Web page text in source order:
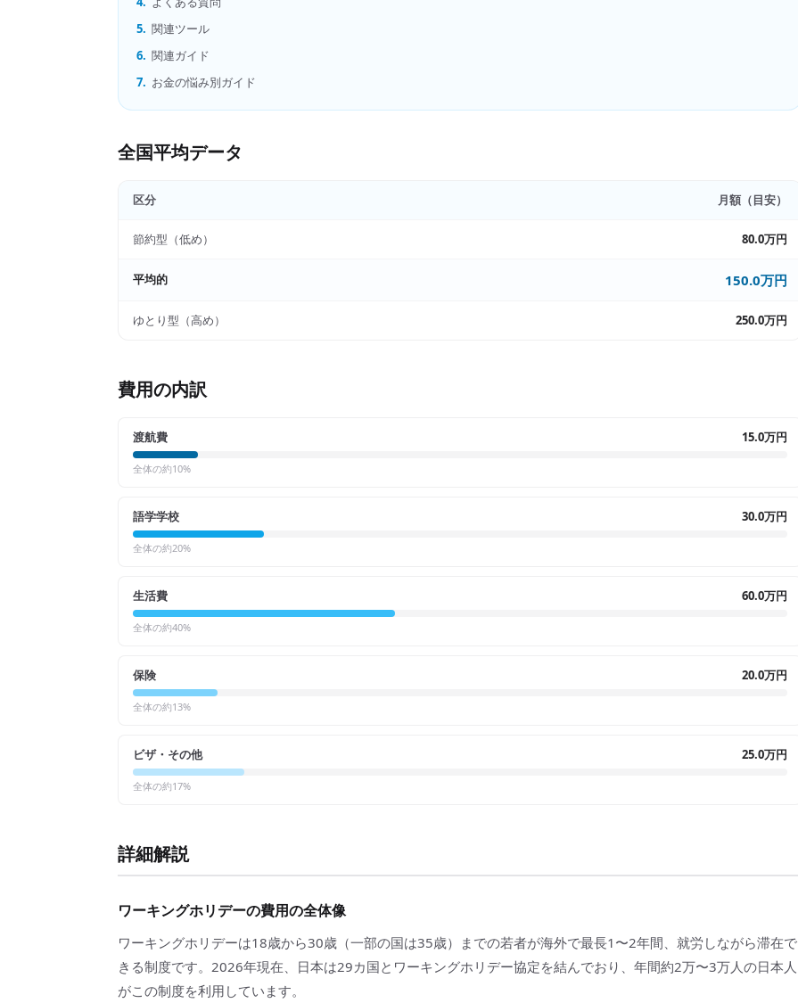
5. 関連ツール
6. 関連ガイド
7. お金の悩み別ガイド
全国平均データ
区分 月額（目安）
節約型（低め） 80.0万円
平均的 150.0万円
ゆとり型（高め） 250.0万円
費用の内訳
渡航費 15.0万円
全体の約10%
語学学校 30.0万円
全体の約20%
生活費 60.0万円
全体の約40%
保険 20.0万円
全体の約13%
ビザ・その他 25.0万円
全体の約17%
詳細解説
ワーキングホリデーの費用の全体像
ワーキングホリデーは18歳から30歳（一部の国は35歳）までの若者が海外で最長1〜2年間、就労しながら滞在で
きる制度です。2026年現在、日本は29カ国とワーキングホリデー協定を結んでおり、年間約2万〜3万人の日本人
がこの制度を利用しています。